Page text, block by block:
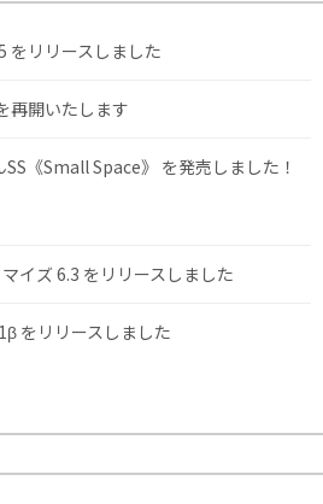
をリリースしました
再開いたします
SS《Small Space》 を発売しました！
イズ 6.3 をリリースしました
をリリースしました